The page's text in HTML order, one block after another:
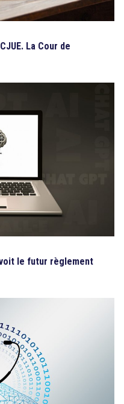
La Cour de
le futur règlement